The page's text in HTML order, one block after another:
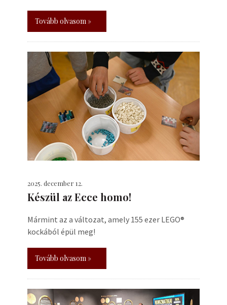
Tovább olvasom »
2025. december 12.
Készül az Ecce homo!
Mármint az a változat, amely 155 ezer LEGO®
kockából épül meg!
Tovább olvasom »